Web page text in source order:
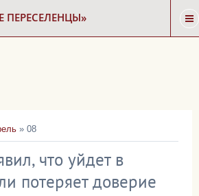
КАРТА СНОСА
ФОРУМ
» 08
что уйдет в
потеряет доверие